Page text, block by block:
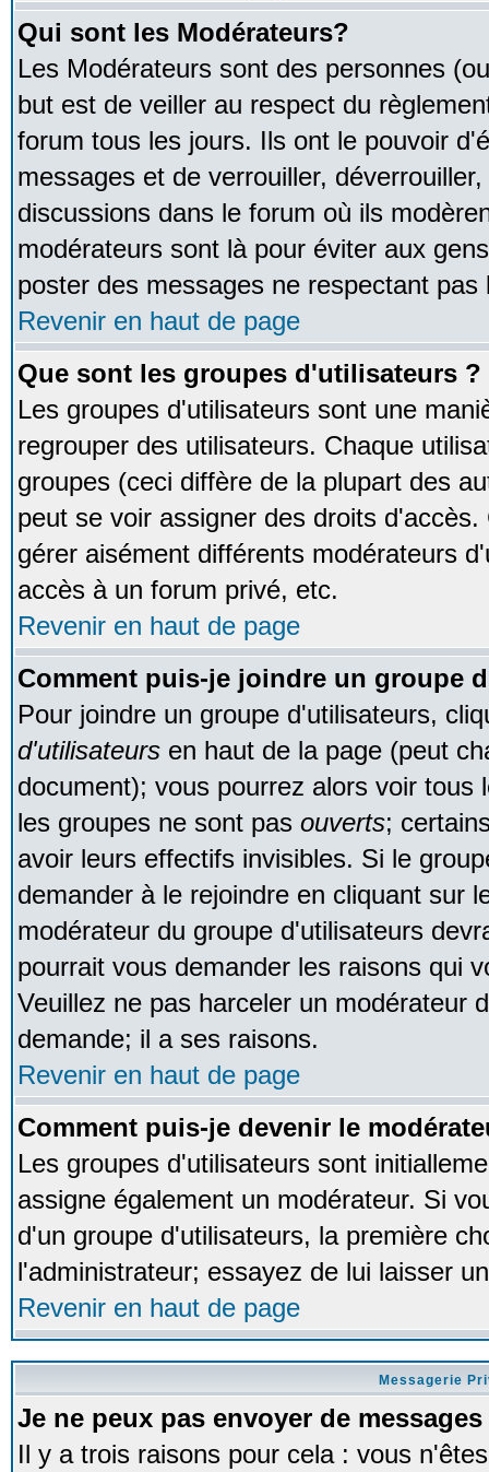
Qui sont les Modérateurs?
Les Modérateurs sont des personnes
but est de veiller au respect du
forum tous les jours. Ils ont le pouvoir
messages et de verrouiller,
discussions dans le forum où ils
modérateurs sont là pour éviter aux
poster des messages ne respectant pas
Revenir en haut de page
Que sont les groupes d'utilisateurs ?
Les groupes d'utilisateurs sont une
regrouper des utilisateurs. Chaque
groupes (ceci diffère de la plupart des
peut se voir assigner des droits
gérer aisément différents modérateurs
accès à un forum privé, etc.
Revenir en haut de page
Comment puis-je joindre un groupe
Pour joindre un groupe d'utilisateurs,
d'utilisateurs en haut de la page (peut
document); vous pourrez alors voir tous
les groupes ne sont pas ouverts;
avoir leurs effectifs invisibles. Si le
demander à le rejoindre en cliquant sur
modérateur du groupe d'utilisateurs
pourrait vous demander les raisons qui
Veuillez ne pas harceler un modérateur
demande; il a ses raisons.
Revenir en haut de page
Comment puis-je devenir le
Les groupes d'utilisateurs sont
assigne également un modérateur. Si
d'un groupe d'utilisateurs, la première
l'administrateur; essayez de lui laisser
Revenir en haut de page
Messagerie
Je ne peux pas envoyer de
Il y a trois raisons pour cela : vous